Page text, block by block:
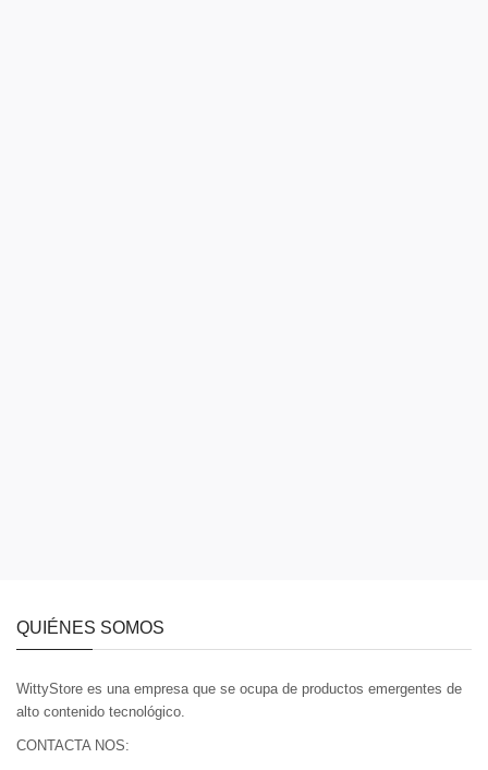
QUIÉNES SOMOS
WittyStore es una empresa que se ocupa de productos emergentes de
alto contenido tecnológico.
CONTACTA NOS: